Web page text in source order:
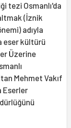
tezi Osmanlı'da
(İznik
adıyla
eser kültürü
Üzerine
Mehmet Vakıf
Eserler